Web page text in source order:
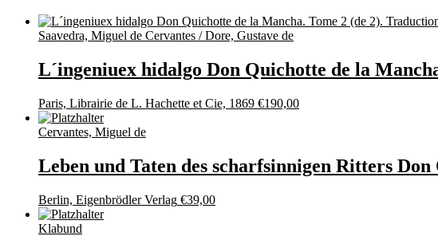
Saavedra, Miguel de Cervantes / Dore, Gustave de
L´ingeniuex hidalgo Don Quichotte de la
Paris, Librairie de L. Hachette et Cie, 1869 €190,00
Cervantes, Miguel de
Leben und Taten des scharfsinnigen Ritters
Berlin, Eigenbrödler Verlag €39,00
Klabund